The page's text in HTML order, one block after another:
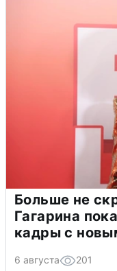
Больше не
Гагарина
кадры с
6 августа 201